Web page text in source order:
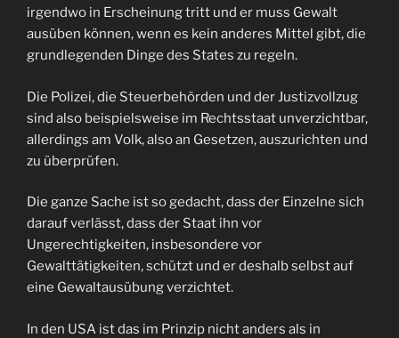
irgendwo in Erscheinung tritt und er muss Gewalt
ausüben können, wenn es kein anderes Mittel gibt, die
grundlegenden Dinge des States zu regeln.
Die Polizei, die Steuerbehörden und der Justizvollzug
sind also beispielsweise im Rechtsstaat unverzichtbar,
allerdings am Volk, also an Gesetzen, auszurichten und
zu überprüfen.
Die ganze Sache ist so gedacht, dass der Einzelne sich
darauf verlässt, dass der Staat ihn vor
Ungerechtigkeiten, insbesondere vor
Gewalttätigkeiten, schützt und er deshalb selbst auf
eine Gewaltausübung verzichtet.
In den USA ist das im Prinzip nicht anders als in